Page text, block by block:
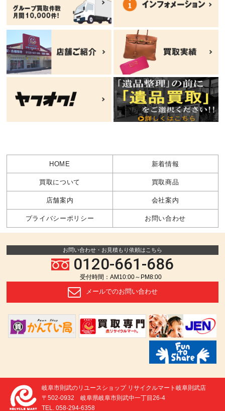
HOME 新着情報
買取について 買取商品
店舗案内 会社案内
プライバシーポリシー お問い合わせ
お問い合わせ・お見積もり依頼はこちら
0120-661-686
受付時間：AM10:00～PM8:00
メールでのお問い合わせ
岐阜市則武のリユースショップ リサイクルマート岐阜則武店
〒502-0932 岐阜県岐阜市則武中一丁目26-4
TEL. 058-294-6358